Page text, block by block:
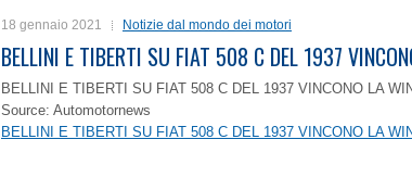
18 gennaio 2021 Notizie dal mondo dei motori
BELLINI E TIBERTI SU FIAT 508 C DEL 1937
BELLINI E TIBERTI SU FIAT 508 C DEL 1937 VINCONO LA
Source: Automotornews
BELLINI E TIBERTI SU FIAT 508 C DEL 1937 VINCONO LA